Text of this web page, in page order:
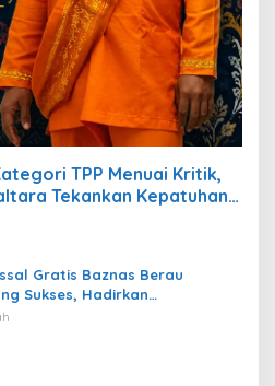
TPP Menuai Kritik,
Tekankan Kepatuhan
Sukses, Hadirkan
bagi Puluhan Anak